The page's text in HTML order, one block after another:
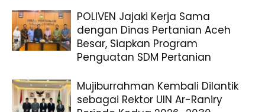
POLIVEN Jajaki Kerja Sama
dengan Dinas Pertanian Aceh
Besar, Siapkan Program
Penguatan SDM Pertanian
Mujiburrahman Kembali Dilantik
sebagai Rektor UIN Ar-Raniry